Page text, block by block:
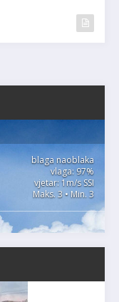
blaga naoblaka
vlaga: 97%
vjetar: 1m/s SSI
Maks. 3 • Min. 3